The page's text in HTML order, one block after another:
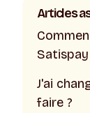
Articles
Satispay
J'ai
faire ?